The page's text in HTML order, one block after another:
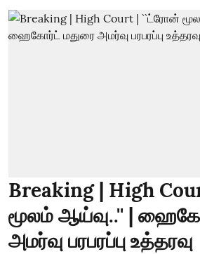
Breaking | High
மூலம் ஆய்வு..'' |
அமர்வு பரபரப்பு உத்தரவு